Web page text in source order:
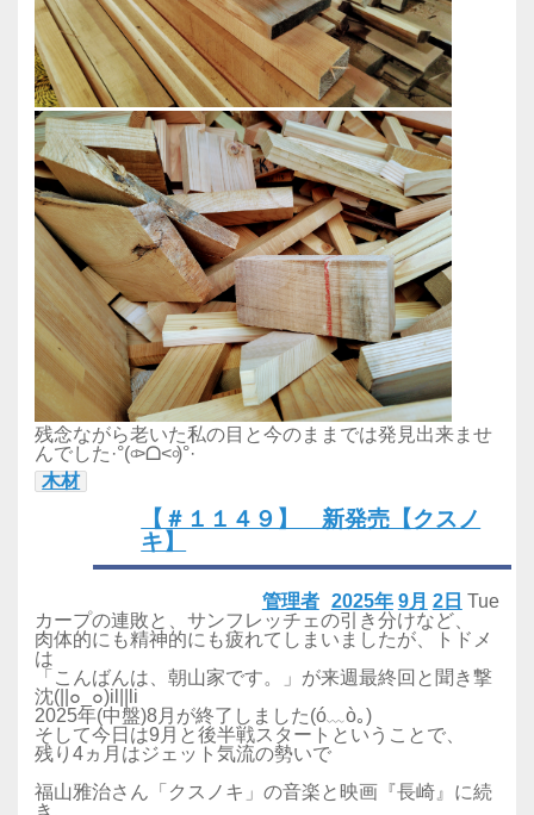
残念ながら老いた私の目と今のままでは発見出来ませ
んでした·°(৹˃ᗝ˂৹)°·
木材
【＃１１４９】 新発売【クスノ
キ】
2025年 9月 2日 Tue
管理者
カープの連敗と、サンフレッチェの引き分けなど、
肉体的にも精神的にも疲れてしまいましたが、トドメ
は
「こんばんは、朝山家です。」が来週最終回と聞き撃
沈(||๐_๐)il||li
2025年(中盤)8月が終了しました(ó﹏ò｡)
そして今日は9月と後半戦スタートということで、
残り4ヵ月はジェット気流の勢いで
福山雅治さん「クスノキ」の音楽と映画『長崎』に続